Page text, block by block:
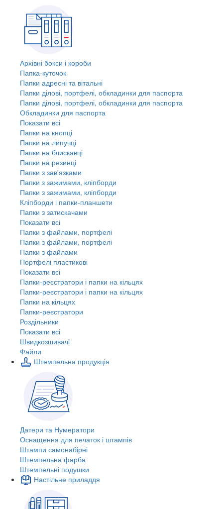
Архівні бокси і короби
Папка-куточок
Папки адресні та вітальні
Папки ділові, портфелі, обкладинки для паспорта
Папки ділові, портфелі, обкладинки для паспорта
Обкладинки для паспорта
Показати всі
Папки на кнопці
Папки на липучці
Папки на блискавці
Папки на резинці
Папки з зав'язками
Папки з зажимами, кліпборди
Папки з зажимами, кліпборди
Кліпборди і папки-планшети
Папки з затискачами
Показати всі
Папки з файлами, портфелі
Папки з файлами, портфелі
Папки з файлами
Портфелі пластикові
Показати всі
Папки-реєстратори і папки на кільцях
Папки-реєстратори і папки на кільцях
Папки на кільцях
Папки-реєстратори
Роздільники
Показати всі
Швидкозшивачi
Файли
Штемпельна продукція
Датери та Нумератори
Оснащення для печаток і штампів
Штампи самонабірні
Штемпельна фарба
Штемпельні подушки
Настільне приладдя